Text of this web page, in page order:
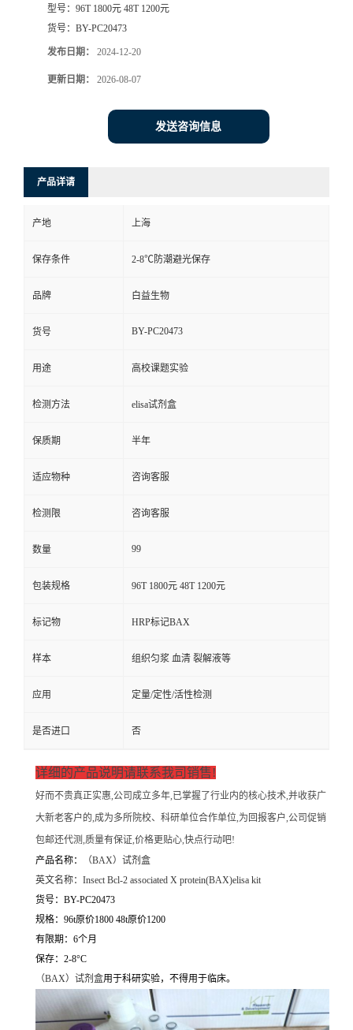
型号： 96T 1800元 48T 1200元
货号： BY-PC20473
发布日期： 2024-12-20
更新日期： 2026-08-07
发送咨询信息
产品详请
产地 上海
保存条件 2-8℃防潮避光保存
品牌 白益生物
货号 BY-PC20473
用途 高校课题实验
检测方法 elisa试剂盒
保质期 半年
适应物种 咨询客服
检测限 咨询客服
数量 99
包装规格 96T 1800元 48T 1200元
标记物 HRP标记BAX
样本 组织匀浆 血清 裂解液等
应用 定量/定性/活性检测
是否进口 否
详细的产品说明请联系我司销售!
好而不贵真正实惠,公司成立多年,已掌握了行业内的核心技术,并收获广
大新老客户的,成为多所院校、科研单位合作单位,为回报客户,公司促销
包邮还代测,质量有保证,价格更贴心,快点行动吧!
产品名称：
（BAX）试剂盒
英文名称： Insect Bcl-2 associated X protein(BAX)elisa kit
货号：BY-PC20473
规格：96t原价1800 48t原价1200
有限期：6个月
保存：2-8°C
（BAX）试剂盒用于科研实验，不得用于临床。